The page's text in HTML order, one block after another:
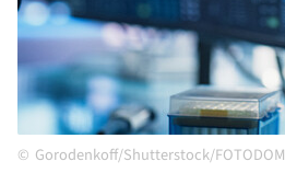
Gorodenkoff/Shutterstock/FOTODOM